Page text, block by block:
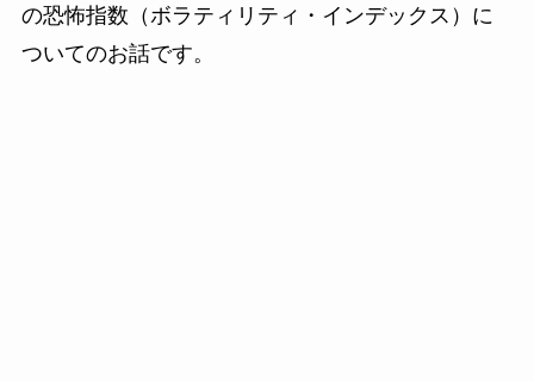
の恐怖指数（ボラティリティ・インデックス）に
ついてのお話です。